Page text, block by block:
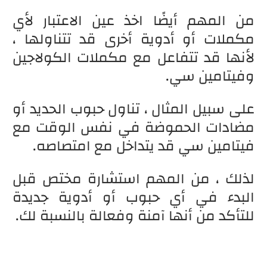
من المهم أيضًا اخذ عين الاعتبار لأي
مكملات أو أدوية أخرى قد تتناولها ،
لأنها قد تتفاعل مع مكملات الكولاجين
وفيتامين سي.
على سبيل المثال ، تناول حبوب الحديد أو
مضادات الحموضة في نفس الوقت مع
فيتامين سي قد يتداخل مع امتصاصه.
لذلك ، من المهم استشارة مختص قبل
البدء في أي حبوب أو أدوية جديدة
للتأكد من أنها آمنة وفعالة بالنسبة لك.